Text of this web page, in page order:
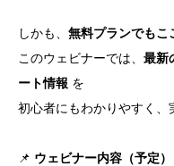
しかも、 無料プランでもこ
このウェビナーでは、 最新
ート情報 を
初心者にもわかりやすく、
📌 ウェビナー内容（予定）